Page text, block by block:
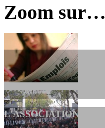
Zoom sur…
L'ASSOCIATION